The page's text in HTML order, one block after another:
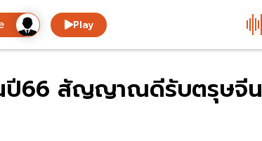
Play
ปี66 สัญญาณดีรับตรุษจีน